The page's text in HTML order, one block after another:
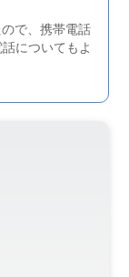
で、携帯電話
についてもよ